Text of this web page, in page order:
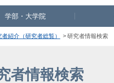
学部・大学院
者紹介（研究者総覧） 研究者情報検索
者情報検索